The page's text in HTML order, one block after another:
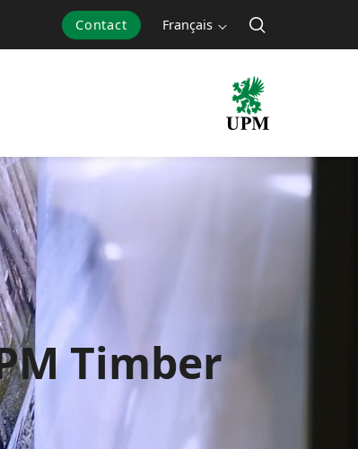
Contact Français
Timber